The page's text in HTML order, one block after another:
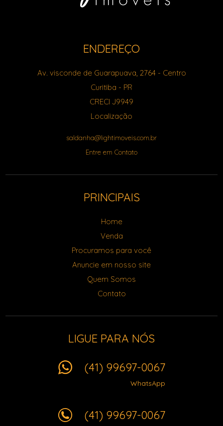
ENDEREÇO
Av. visconde de Guarapuava, 2764- Centro
Curitiba - PR
CRECI J9949
Localização
saldanha@lightimoveis.com.br
Entre em Contato
PRINCIPAIS
Home
Venda
Procuramos para você
Anuncie em nosso site
Quem Somos
Contato
LIGUE PARA NÓS
(41) 99697-0067
WhatsApp
(41) 99697-0067